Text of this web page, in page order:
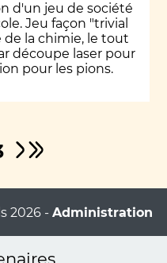
d'un jeu de société
Jeu façon "trivial
la chimie, le tout
découpe laser pour
pour les pions.
2026 - Administration